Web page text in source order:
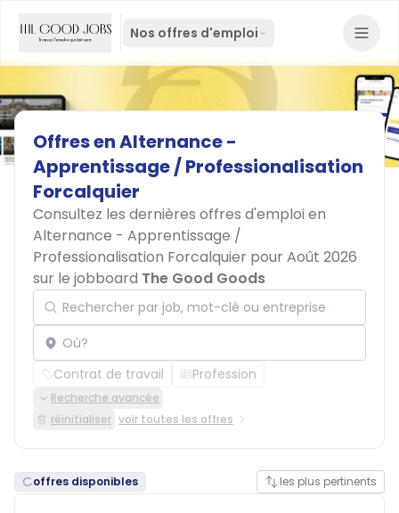
Nos offres d'emploi
OffresenAlternance-
Apprentissage/Professionalisation
Forcalquier
Consultez les dernières offres d'emploi en
Alternance - Apprentissage /
Professionalisation Forcalquier pour Août 2026
sur le jobboard The Good Goods
Rechercher par job, mot-clé ou entreprise
Localisation
Contrat de travail Profession
Recherche avancée
réinitialiser voir toutes les offres
offres disponibles les plus pertinents